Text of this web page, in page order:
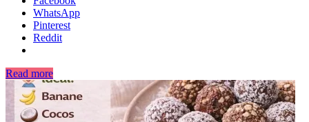
WhatsApp
Pinterest
Reddit
Read more